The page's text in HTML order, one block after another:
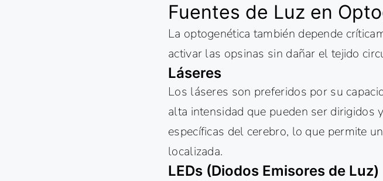
Fuentes de Luz en
La optogenética también depende
activar las opsinas sin dañar el tejido
Láseres
Los láseres son preferidos por su
alta intensidad que pueden ser dirigidos
específicas del cerebro, lo que permite
localizada.
LEDs (Diodos Emisores de Luz)